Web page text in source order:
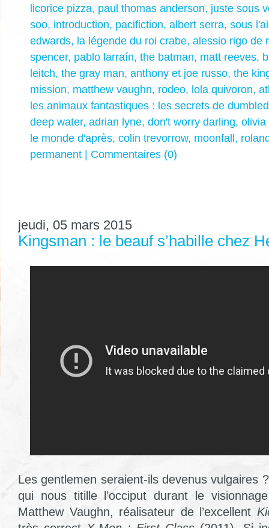
licorice pizza, paul thomas anderson, juste sous
soo, introduction, pacifiction, albert serra, sous
edwards, la légende du roi crabe, alessio rigo de
spencer, pablo larraín, the batman, matt reeves,
leitch, the gray man, anthony et joe russo, the
mission, matthew vaughn, rodeo, lola quivoron,
les animaux fantastiques : les secrets de
deep water, adrian lyne, don't worry darling, olivia
le monde d'après, colin trevorrow, moonfall,
permanent | Commentaires (0)
jeudi, 05 mars 2015
Kingsman : le beauf s’habille chez
Les gentlemen seraient-ils devenus vulgaires
qui nous titille l’occiput durant le
Matthew Vaughn, réalisateur de l’excellent